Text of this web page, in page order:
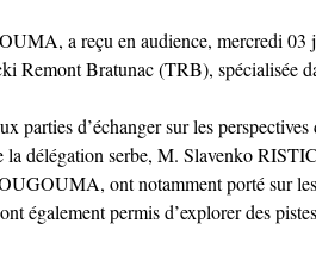
a reçu en audience, mercredi
Remont Bratunac (TRB), spécialisée
parties d’échanger sur les
délégation serbe, M. Slavenko
ont notamment porté sur
également permis d’explorer des